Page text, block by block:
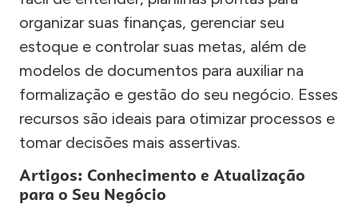
organizar suas finanças, gerenciar seu
estoque e controlar suas metas, além de
modelos de documentos para auxiliar na
formalização e gestão do seu negócio. Esses
recursos são ideais para otimizar processos e
tomar decisões mais assertivas.
Artigos: Conhecimento e Atualização
para o Seu Negócio